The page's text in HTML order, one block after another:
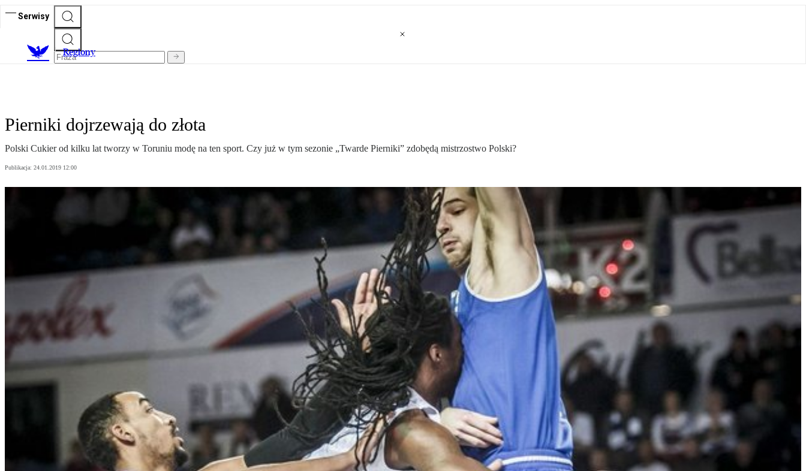
Serwisy
Regiony
Pierniki dojrzewają do złota
Polski Cukier od kilku lat tworzy w Toruniu modę na ten sport. Czy już w tym sezonie „Twarde Pierniki” zdobędą mistrzostwo Polski?
Publikacja: 24.01.2019 12:00